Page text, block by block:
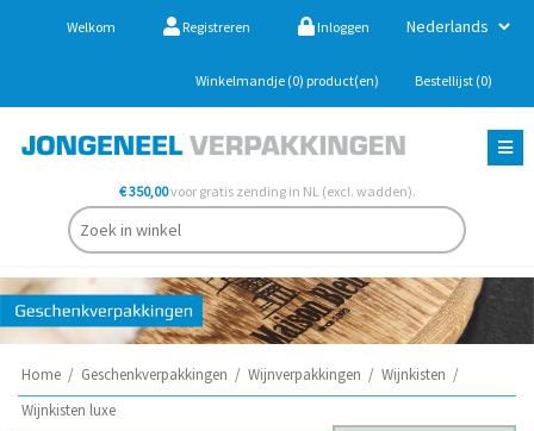
Welkom Registreren Inloggen
Winkelmandje (0) product(en) Bestellijst (0)
€ 350,00voor gratis zending in NL (excl. wadden).
Home / Geschenkverpakkingen / Wijnverpakkingen / Wijnkisten /
Wijnkisten luxe